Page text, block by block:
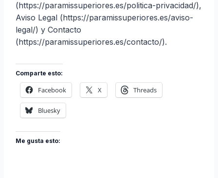
(https://paramissuperiores.es/politica-privacidad/),
Aviso Legal (https://paramissuperiores.es/aviso-
legal/) y Contacto
(https://paramissuperiores.es/contacto/).
Comparte esto:
Facebook X Threads
Bluesky
Me gusta esto: